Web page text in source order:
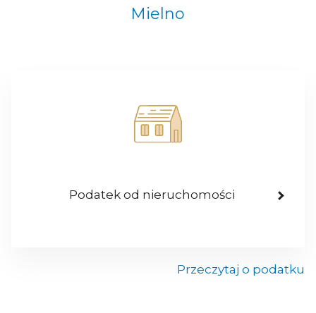
Mielno
Podatek od nieruchomości
Przeczytaj o podatku